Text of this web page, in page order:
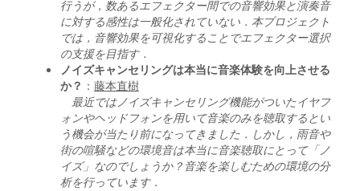
行うが，数あるエフェクター間での音響効果と演奏音
に対する感性は一般化されていない．本プロジェクト
では，音響効果を可視化することでエフェクター選択
の支援を目指す．
ノイズキャンセリングは本当に音楽体験を向上させる
か？ ： 藤本直樹
最近ではノイズキャンセリング機能がついたイヤフ
ォンやヘッドフォンを用いて音楽のみを聴取するとい
う機会が当たり前になってきました．しかし，雨音や
街の喧騒などの環境音は本当に音楽聴取にとって「ノ
イズ」なのでしょうか？音楽を楽しむための環境の分
析を行っています．